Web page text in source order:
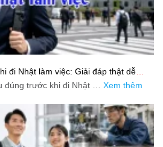
đi Nhật làm việc: Giải đáp thật dễ
đúng trước khi đi Nhật … Xem thêm